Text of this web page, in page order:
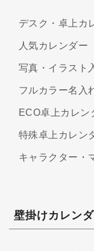
デスク・卓上カ
人気カレンダー
写真・イラスト
フルカラー名入
ECO卓上カレン
特殊卓上カレン
キャラクター・
壁掛けカレン